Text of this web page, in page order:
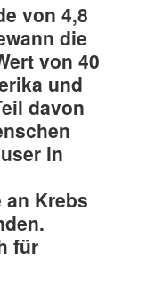
von 4,8
die
von 40
und
davon
in
an Krebs
für